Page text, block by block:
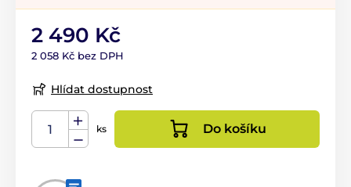
2 490 Kč
2 058 Kč bez DPH
Hlídat dostupnost
ks Do košíku